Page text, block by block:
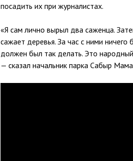
посадить их при журналистах.
«Я сам лично вырыл два саженца.
сажает деревья. За час с ними ничего
должен был так делать. Это
— сказал начальник парка Сабыр